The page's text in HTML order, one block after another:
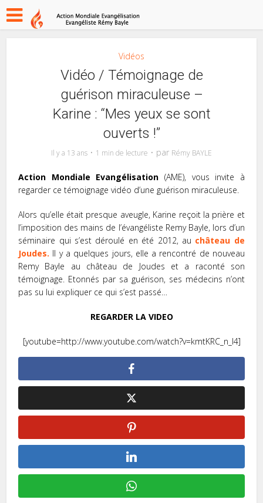
Vidéos
Vidéo / Témoignage de
guérison miraculeuse –
Karine : “Mes yeux se sont
ouverts !”
Il y a 13 ans 1 min de lecture par Rémy BAYLE
Action Mondiale Evangélisation (AME), vous invite à
regarder ce témoignage vidéo d’une guérison miraculeuse.
Alors qu’elle était presque aveugle, Karine reçoit la prière et
l’imposition des mains de l’évangéliste Remy Bayle, lors d’un
séminaire qui s’est déroulé en été 2012, au château de
Joudes. Il y a quelques jours, elle a rencontré de nouveau
Remy Bayle au château de Joudes et a raconté son
témoignage. Etonnés par sa guérison, ses médecins n’ont
pas su lui expliquer ce qui s’est passé…
REGARDER LA VIDEO
[youtube=http://www.youtube.com/watch?v=kmtKRC_n_l4]